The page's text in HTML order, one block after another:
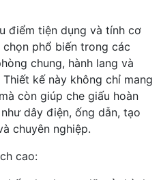
điểm tiện dụng và tính cơ
phổ biến trong các
chung, hành lang và
kế này không chỉ mang
còn giúp che giấu hoàn
dây điện, ống dẫn, tạo
chuyên nghiệp.
cao: